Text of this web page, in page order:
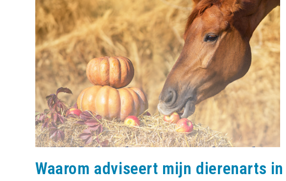
Waarom adviseert mijn dierenarts